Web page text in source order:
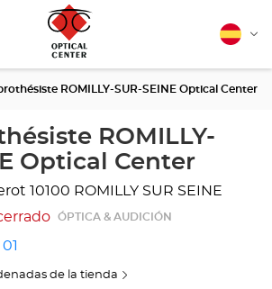
Español
ROMILLY-SUR-SEINE Optical Center
ROMILLY-
Optical Center
10100 ROMILLY SUR SEINE
ÓPTICA & AUDICIÓN
de la tienda